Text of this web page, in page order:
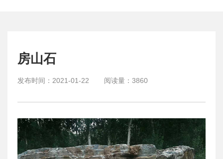
房山石
发布时间： 2021-01-22 阅读量： 3860